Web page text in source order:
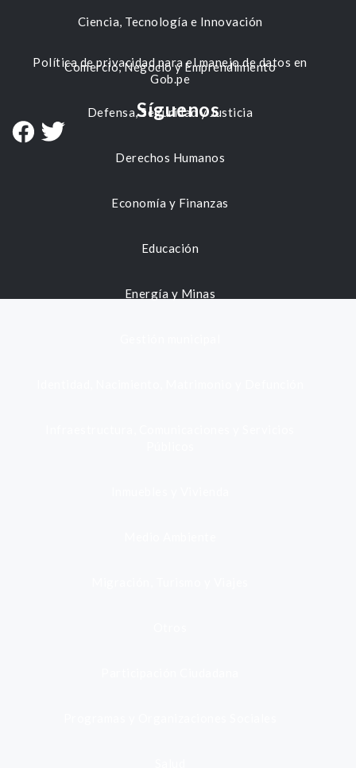
Ciencia, Tecnología e Innovación
Comercio, Negocio y Emprendimiento
Defensa, Seguridad y Justicia
Derechos Humanos
Economía y Finanzas
Educación
Energía y Minas
Política de privacidad para el manejo de datos en
Gob.pe
Síguenos